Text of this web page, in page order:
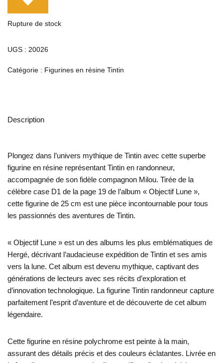
Rupture de stock
UGS : 20026
Catégorie : Figurines en résine Tintin
Description
Plongez dans l’univers mythique de Tintin avec cette superbe
figurine en résine représentant Tintin en randonneur,
accompagnée de son fidèle compagnon Milou. Tirée de la
célèbre case D1 de la page 19 de l’album « Objectif Lune »,
cette figurine de 25 cm est une pièce incontournable pour tous
les passionnés des aventures de Tintin.
« Objectif Lune » est un des albums les plus emblématiques de
Hergé, décrivant l’audacieuse expédition de Tintin et ses amis
vers la lune. Cet album est devenu mythique, captivant des
générations de lecteurs avec ses récits d’exploration et
d’innovation technologique. La figurine Tintin randonneur capture
parfaitement l’esprit d’aventure et de découverte de cet album
légendaire.
Cette figurine en résine polychrome est peinte à la main,
assurant des détails précis et des couleurs éclatantes. Livrée en